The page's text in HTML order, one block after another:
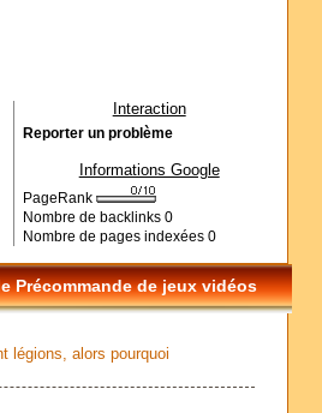
Interaction
Reporter un problème
Informations Google
PageRank
Nombre de backlinks 0
Nombre de pages indexées 0
Précommande de jeux vidéos
légions, alors pourquoi